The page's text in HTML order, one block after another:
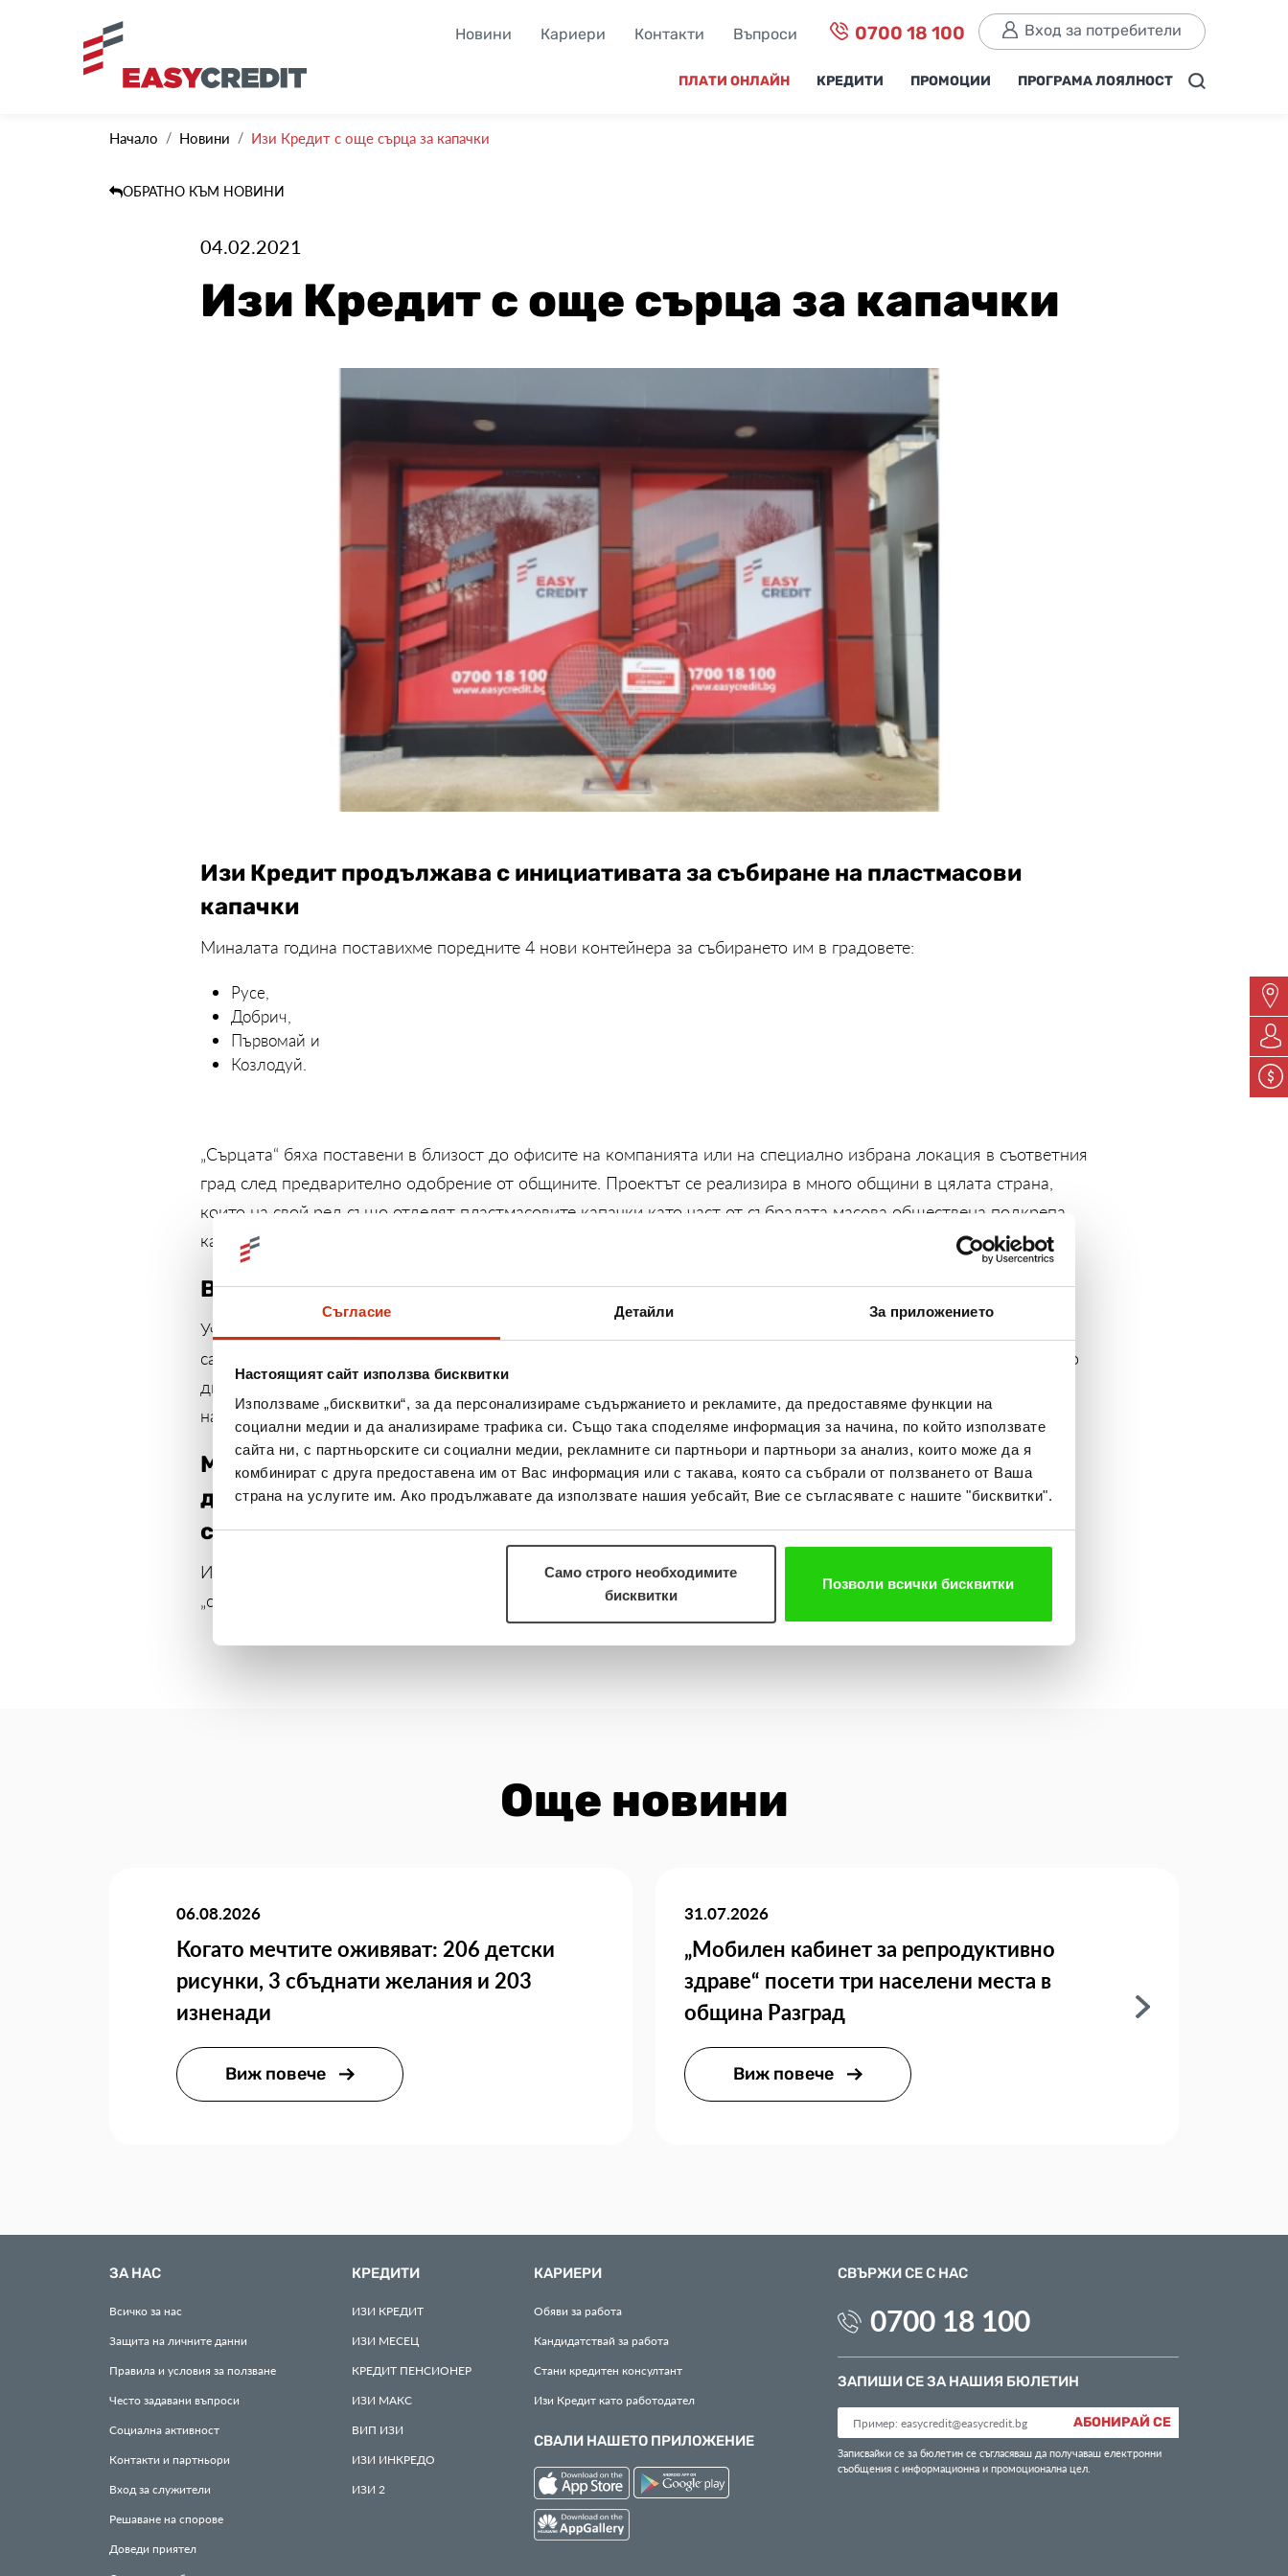
Съгласие Детайли За приложението
Настоящият сайт използва бисквитки
Използваме „бисквитки“, за да персонализираме съдържанието и рекламите, да предоставяме функции на
социални медии и да анализираме трафика си. Също така споделяме информация за начина, по който използвате
сайта ни, с партньорските си социални медии, рекламните си партньори и партньори за анализ, които може да я
комбинират с друга предоставена им от Вас информация или с такава, която са събрали от ползването от Ваша
страна на услугите им. Ако продължавате да използвате нашия уебсайт, Вие се съгласявате с нашите "бисквитки".
Само строго необходимите
бисквитки
Позволи всички бисквитки
Новини Кариери Контакти Въпроси 0700 18 100 Вход за потребители
ПЛАТИ ОНЛАЙН КРЕДИТИ ПРОМОЦИИ ПРОГРАМА ЛОЯЛНОСТ
Начало Новини Изи Кредит с още сърца за капачки
ОБРАТНО КЪМ НОВИНИ
04.02.2021
Изи Кредит с още сърца за капачки
Изи Кредит продължава с инициативата за събиране на пластмасови
капачки
Миналата година поставихме поредните 4 нови контейнера за събирането им в градовете:
Русе,
Добрич,
Първомай и
Козлодуй.
„Сърцата“ бяха поставени в близост до офисите на компанията или на специално избрана локация в съответния
град след предварително одобрение от общините. Проектът се реализира в много общини в цялата страна,
които на свой ред също отделят пластмасовите капачки като част от събралата масова обществена подкрепа
кампания „Капачки за бъдеще“.
В Русе сред най-активните участници в кампанията са децата
Учениците в ОУ „Тома Кърджиев“, където е поставено „сърцето“ на
само за няколко месеца. Първенец сред новите градове със „сърца“ е Добрич, където всеки месец се пълнят по
два контейнера с капачки, а със средствата събрани от тях е подпомогната местната болница. Съдържанието
на контейнерите редовно се предава в определените за целта пунктове от колегите ни по места.
Мнозина събират пластмасовите капачки не само за да пазят природата и
да се борят с проблемите със замърсяването, но и за подпомагане или да
се изпозлват за закупуването на кувьози за недоносени бебета.
Изи Кредит се включи в начинанието през пролетта на 2019 година и периодично разполага нови и нови
„сърца“ за събиране на капачки в различни населени места, където компанията има офиси.
Още новини
06.08.2026
Когато мечтите оживяват: 206 детски
рисунки, 3 сбъднати желания и 203
изненади
Виж повече
31.07.2026
„Мобилен кабинет за репродуктивно
здраве“ посети три населени места в
община Разград
Виж повече
ЗА НАС
Всичко за нас
Защита на личните данни
Правила и условия за ползване
Често задавани въпроси
Социална активност
Контакти и партньори
Вход за служители
Решаване на спорове
Доведи приятел
КРЕДИТИ
ИЗИ КРЕДИТ
ИЗИ МЕСЕЦ
КРЕДИТ ПЕНСИОНЕР
ИЗИ МАКС
ВИП ИЗИ
ИЗИ ИНКРЕДО
ИЗИ 2
КАРИЕРИ
Обяви за работа
Кандидатствай за работа
Стани кредитен консултант
Изи Кредит като работодател
СВАЛИ НАШЕТО ПРИЛОЖЕНИЕ
СВЪРЖИ СЕ С НАС
0700 18 100
ЗАПИШИ СЕ ЗА НАШИЯ БЮЛЕТИН
АБОНИРАЙ СЕ
Записвайки се за бюлетин се съгласяваш да получаваш електронни
съобщения с информационна и промоционална цел.